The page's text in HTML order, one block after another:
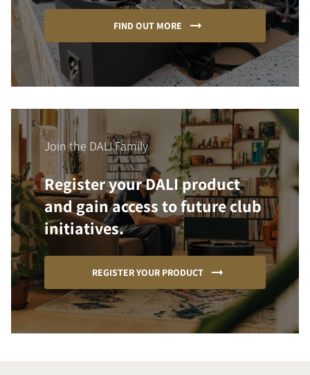
FIND OUT MORE
Join the DALI Family
Register your DALI product
and gain access to future club
initiatives.
REGISTER YOUR PRODUCT